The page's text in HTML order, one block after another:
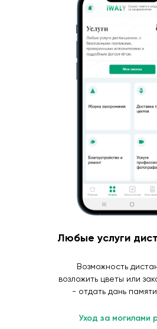
Любые услуги
Возможность
возложить цветы или
- отдать дань
Уход за могилами